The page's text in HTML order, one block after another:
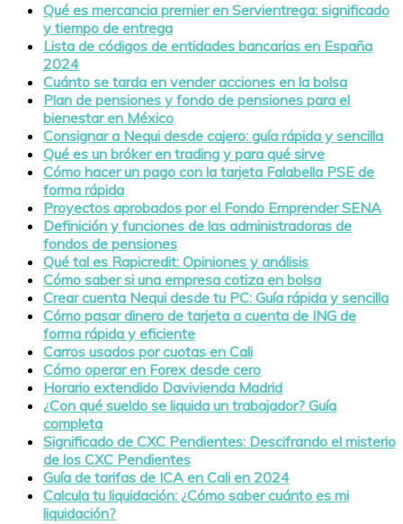
Qué es mercancia premier en Servientrega: significado
y tiempo de entrega
Lista de códigos de entidades bancarias en España
2024
Cuánto se tarda en vender acciones en la bolsa
Plan de pensiones y fondo de pensiones para el
bienestar en México
Consignar a Nequi desde cajero: guía rápida y sencilla
Qué es un bróker en trading y para qué sirve
Cómo hacer un pago con la tarjeta Falabella PSE de
forma rápida
Proyectos aprobados por el Fondo Emprender SENA
Definición y funciones de las administradoras de
fondos de pensiones
Qué tal es Rapicredit: Opiniones y análisis
Cómo saber si una empresa cotiza en bolsa
Crear cuenta Nequi desde tu PC: Guía rápida y sencilla
Cómo pasar dinero de tarjeta a cuenta de ING de
forma rápida y eficiente
Carros usados por cuotas en Cali
Cómo operar en Forex desde cero
Horario extendido Davivienda Madrid
¿Con qué sueldo se liquida un trabajador? Guía
completa
Significado de CXC Pendientes: Descifrando el misterio
de los CXC Pendientes
Guía de tarifas de ICA en Cali en 2024
Calcula tu liquidación: ¿Cómo saber cuánto es mi
liquidación?